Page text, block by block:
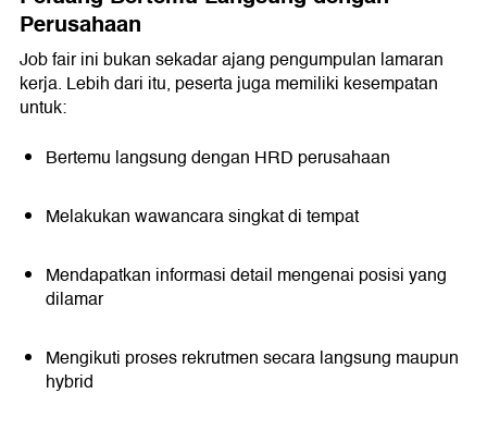
Perusahaan
Job fair ini bukan sekadar ajang pengumpulan lamaran
kerja. Lebih dari itu, peserta juga memiliki kesempatan
untuk:
Bertemu langsung dengan HRD perusahaan
Melakukan wawancara singkat di tempat
Mendapatkan informasi detail mengenai posisi yang
dilamar
Mengikuti proses rekrutmen secara langsung maupun
hybrid